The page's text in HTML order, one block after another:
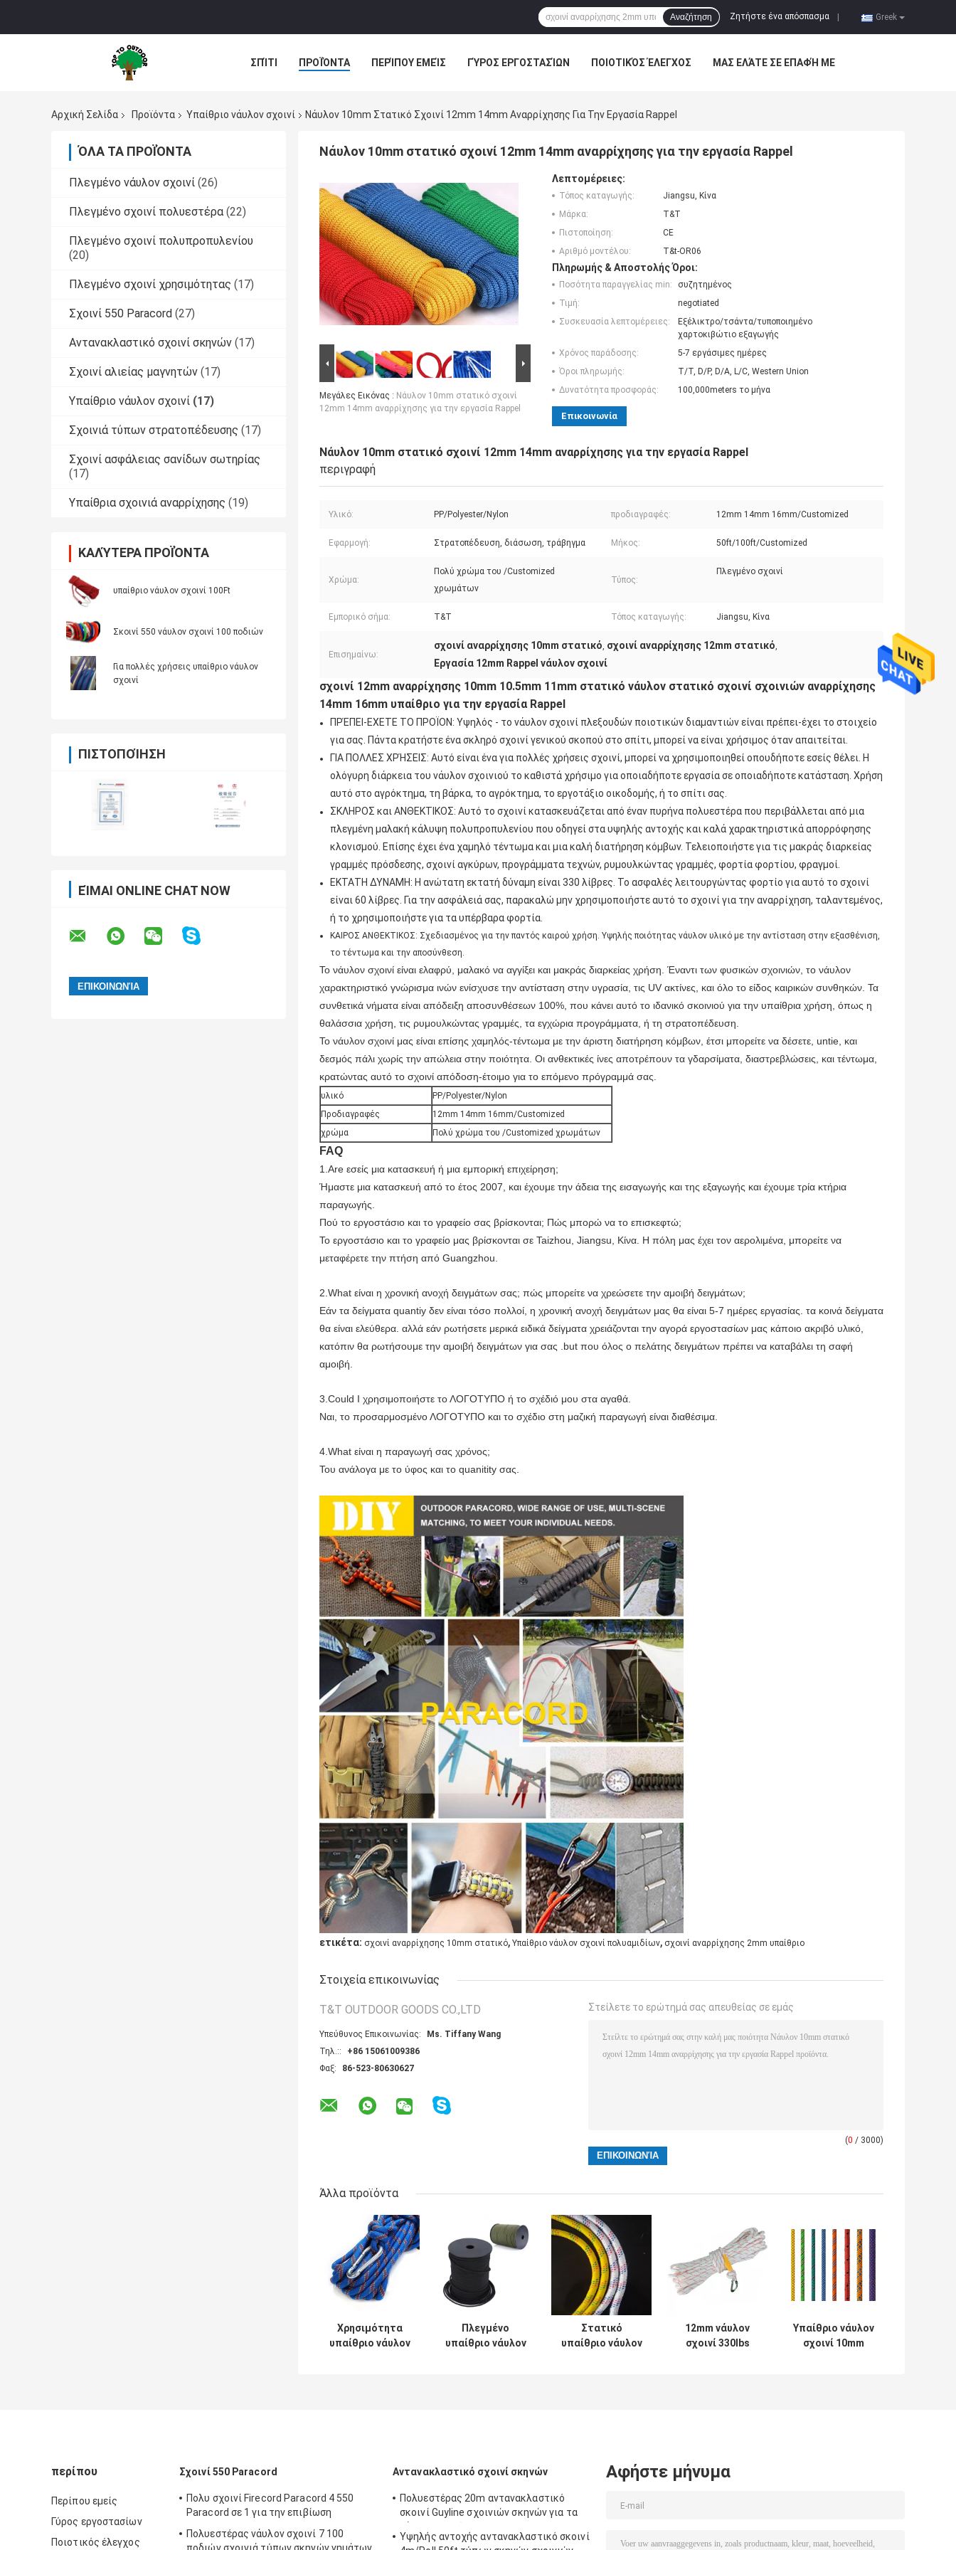
Greek
Ζητήστε ένα απόσπασμα
Αναζήτηση
ΣΠΊΤΙ ΠΡΟΪΌΝΤΑ ΠΕΡΊΠΟΥ ΕΜΕΊΣ ΓΎΡΟΣ ΕΡΓΟΣΤΑΣΊΩΝ ΠΟΙΟΤΙΚΌΣ ΈΛΕΓΧΟΣ ΜΑΣ ΕΛΆΤΕ ΣΕ ΕΠΑΦΉ ΜΕ
Αρχική Σελίδα Προϊόντα Υπαίθριο νάυλον σχοινί Νάυλον 10mm Στατικό Σχοινί 12mm 14mm Αναρρίχησης Για Την Εργασία Rappel
ΌΛΑ ΤΑ ΠΡΟΪΌΝΤΑ
Πλεγμένο νάυλον σχοινί (26)
Πλεγμένο σχοινί πολυεστέρα (22)
Πλεγμένο σχοινί πολυπροπυλενίου
(20)
Πλεγμένο σχοινί χρησιμότητας (17)
Σχοινί 550 Paracord (27)
Αντανακλαστικό σχοινί σκηνών (17)
Σχοινί αλιείας μαγνητών (17)
Υπαίθριο νάυλον σχοινί (17)
Σχοινιά τύπων στρατοπέδευσης (17)
Σχοινί ασφάλειας σανίδων σωτηρίας
(17)
Υπαίθρια σχοινιά αναρρίχησης (19)
ΚΑΛΎΤΕΡΑ ΠΡΟΪΌΝΤΑ
υπαίθριο νάυλον σχοινί 100Ft
Σκοινί 550 νάυλον σχοινί 100 ποδιών
Για πολλές χρήσεις υπαίθριο νάυλον
σχοινί
ΠΙΣΤΟΠΟΊΗΣΗ
ΕΊΜΑΙ ONLINE CHAT NOW
Νάυλον 10mm στατικό σχοινί 12mm 14mm αναρρίχησης για την εργασία Rappel
Μεγάλες Εικόνας : Νάυλον 10mm στατικό σχοινί
12mm 14mm αναρρίχησης για την εργασία Rappel
Λεπτομέρειες:
Τόπος καταγωγής:
Jiangsu, Κίνα
Μάρκα:
T&T
Πιστοποίηση:
CE
Αριθμό μοντέλου:
T&t-OR06
Πληρωμής & Αποστολής Όροι:
Ποσότητα παραγγελίας min:
συζητημένος
Τιμή:
negotiated
Συσκευασία λεπτομέρειες:
Εξέλικτρο/τσάντα/τυποποιημένο
χαρτοκιβώτιο εξαγωγής
Χρόνος παράδοσης:
5-7 εργάσιμες ημέρες
Όροι πληρωμής:
T/T, D/P, D/A, L/C, Western Union
Δυνατότητα προσφοράς:
100,000meters το μήνα
Επικοινωνία
Νάυλον 10mm στατικό σχοινί 12mm 14mm αναρρίχησης για την εργασία Rappel
περιγραφή
Υλικό: PP/Polyester/Nylon προδιαγραφές: 12mm 14mm 16mm/Customized
Εφαρμογή: Στρατοπέδευση, διάσωση, τράβηγμα Μήκος: 50ft/100ft/Customized
Χρώμα:
Πολύ χρώμα του /Customized
χρωμάτων
Τύπος:
Πλεγμένο σχοινί
Εμπορικό σήμα: T&T Τόπος καταγωγής: Jiangsu, Κίνα
Επισημαίνω:
σχοινί αναρρίχησης 10mm στατικό, σχοινί αναρρίχησης 12mm στατικό,
Εργασία 12mm Rappel νάυλον σχοινί
σχοινί 12mm αναρρίχησης 10mm 10.5mm 11mm στατικό νάυλον στατικό σχοινί σχοινιών αναρρίχησης
14mm 16mm υπαίθριο για την εργασία Rappel
ΠΡΈΠΕΙ-ΕΧΕΤΕ ΤΟ ΠΡΟΪΟΝ: Υψηλός - το νάυλον σχοινί πλεξουδών ποιοτικών διαμαντιών είναι πρέπει-έχει το στοιχείο
για σας. Πάντα κρατήστε ένα σκληρό σχοινί γενικού σκοπού στο σπίτι, μπορεί να είναι χρήσιμος όταν απαιτείται.
ΓΙΑ ΠΟΛΛΕΣ ΧΡΉΣΕΙΣ: Αυτό είναι ένα για πολλές χρήσεις σχοινί, μπορεί να χρησιμοποιηθεί οπουδήποτε εσείς θέλει. Η
ολόγυρη διάρκεια του νάυλον σχοινιού το καθιστά χρήσιμο για οποιαδήποτε εργασία σε οποιαδήποτε κατάσταση. Χρήση
αυτό στο αγρόκτημα, τη βάρκα, το αγρόκτημα, το εργοτάξιο οικοδομής, ή το σπίτι σας.
ΣΚΛΗΡΟΣ και ΑΝΘΕΚΤΙΚΟΣ: Αυτό το σχοινί κατασκευάζεται από έναν πυρήνα πολυεστέρα που περιβάλλεται από μια
πλεγμένη μαλακή κάλυψη πολυπροπυλενίου που οδηγεί στα υψηλής αντοχής και καλά χαρακτηριστικά απορρόφησης
κλονισμού. Επίσης έχει ένα χαμηλό τέντωμα και μια καλή διατήρηση κόμβων. Τελειοποιήστε για τις μακράς διαρκείας
γραμμές πρόσδεσης, σχοινί αγκύρων, προγράμματα τεχνών, ρυμουλκώντας γραμμές, φορτία φορτίου, φραγμοί.
ΕΚΤΑΤΗ ΔΥΝΑΜΗ: Η ανώτατη εκτατή δύναμη είναι 330 λίβρες. Το ασφαλές λειτουργώντας φορτίο για αυτό το σχοινί
είναι 60 λίβρες. Για την ασφάλειά σας, παρακαλώ μην χρησιμοποιήστε αυτό το σχοινί για την αναρρίχηση, ταλαντεμένος,
ή το χρησιμοποιήστε για τα υπέρβαρα φορτία.
ΚΑΙΡΟΣ ΑΝΘΕΚΤΙΚΟΣ: Σχεδιασμένος για την παντός καιρού χρήση. Υψηλής ποιότητας νάυλον υλικό με την αντίσταση στην εξασθένιση,
το τέντωμα και την αποσύνθεση.
Το νάυλον σχοινί είναι ελαφρύ, μαλακό να αγγίξει και μακράς διαρκείας χρήση. Έναντι των φυσικών σχοινιών, το νάυλον
χαρακτηριστικό γνώρισμα ινών ενίσχυσε την αντίσταση στην υγρασία, τις UV ακτίνες, και όλο το είδος καιρικών συνθηκών. Τα
συνθετικά νήματα είναι απόδειξη αποσυνθέσεων 100%, που κάνει αυτό το ιδανικό σκοινιού για την υπαίθρια χρήση, όπως η
θαλάσσια χρήση, τις ρυμουλκώντας γραμμές, τα εγχώρια προγράμματα, ή τη στρατοπέδευση.
Το νάυλον σχοινί μας είναι επίσης χαμηλός-τέντωμα με την άριστη διατήρηση κόμβων, έτσι μπορείτε να δέσετε, untie, και
δεσμός πάλι χωρίς την απώλεια στην ποιότητα. Οι ανθεκτικές ίνες αποτρέπουν τα γδαρσίματα, διαστρεβλώσεις, και τέντωμα,
κρατώντας αυτό το σχοινί απόδοση-έτοιμο για το επόμενο πρόγραμμά σας.
υλικό
PP/Polyester/Nylon
Προδιαγραφές
12mm 14mm 16mm/Customized
χρώμα
Πολύ χρώμα του /Customized χρωμάτων
FAQ
1.Are εσείς μια κατασκευή ή μια εμπορική επιχείρηση;
Ήμαστε μια κατασκευή από το έτος 2007, και έχουμε την άδεια της εισαγωγής και της εξαγωγής και έχουμε τρία κτήρια
παραγωγής.
Πού το εργοστάσιο και το γραφείο σας βρίσκονται; Πώς μπορώ να το επισκεφτώ;
Το εργοστάσιο και το γραφείο μας βρίσκονται σε Taizhou, Jiangsu, Κίνα. Η πόλη μας έχει τον αερολιμένα, μπορείτε να
μεταφέρετε την πτήση από Guangzhou.
2.What είναι η χρονική ανοχή δειγμάτων σας; πώς μπορείτε να χρεώσετε την αμοιβή δειγμάτων;
Εάν τα δείγματα quantiy δεν είναι τόσο πολλοί, η χρονική ανοχή δειγμάτων μας θα είναι 5-7 ημέρες εργασίας. τα κοινά δείγματα
θα είναι ελεύθερα. αλλά εάν ρωτήσετε μερικά ειδικά δείγματα χρειάζονται την αγορά εργοστασίων μας κάποιο ακριβό υλικό,
κατόπιν θα ρωτήσουμε την αμοιβή δειγμάτων για σας .but που όλος ο πελάτης δειγμάτων πρέπει να καταβάλει τη σαφή
αμοιβή.
3.Could Ι χρησιμοποιήστε το ΛΟΓΟΤΥΠΟ ή το σχέδιό μου στα αγαθά.
Ναι, το προσαρμοσμένο ΛΟΓΟΤΥΠΟ και το σχέδιο στη μαζική παραγωγή είναι διαθέσιμα.
4.What είναι η παραγωγή σας χρόνος;
Του ανάλογα με το ύφος και το quanitity σας.
ετικέτα: σχοινί αναρρίχησης 10mm στατικό, Υπαίθριο νάυλον σχοινί πολυαμιδίων, σχοινί αναρρίχησης 2mm υπαίθριο
Στοιχεία επικοινωνίας
T&T OUTDOOR GOODS CO.,LTD
Υπεύθυνος Επικοινωνίας:
Ms. Tiffany Wang
Τηλ.::
+86 15061009386
Φαξ:
86-523-80630627
Στείλετε το ερώτημά σας απευθείας σε εμάς
(0 / 3000)
Άλλα προϊόντα
Χρησιμότητα
υπαίθριο νάυλον
Πλεγμένο
υπαίθριο νάυλον
Στατικό
υπαίθριο νάυλον
12mm νάυλον
σχοινί 330lbs
Υπαίθριο νάυλον
σχοινί 10mm
περίπου
Περίπου εμείς
Γύρος εργοστασίων
Ποιοτικός έλεγχος
Σχοινί 550 Paracord
Πολυ σχοινί Firecord Paracord 4 550
Paracord σε 1 για την επιβίωση
Πολυεστέρας νάυλον σχοινί 7 100
Αντανακλαστικό σχοινί σκηνών
Πολυεστέρας 20m αντανακλαστικό
σκοινί Guyline σχοινιών σκηνών για τα
Υψηλής αντοχής αντανακλαστικό σκοινί
Αφήστε μήνυμα